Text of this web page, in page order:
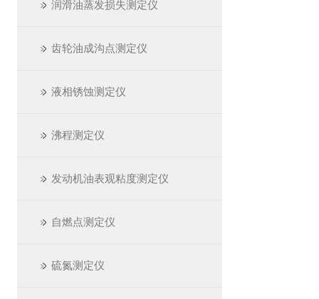
润滑油蒸发损失测定仪
齿轮油成沟点测定仪
液相锈蚀测定仪
沸程测定仪
发动机油表观粘度测定仪
自燃点测定仪
硫氮测定仪